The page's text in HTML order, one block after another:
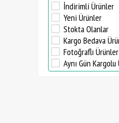
İndirimli Ürünler
Yeni Ürünler
Stokta Olanlar
Kargo Bedava
Fotoğraflı Ürünler
Aynı Gün